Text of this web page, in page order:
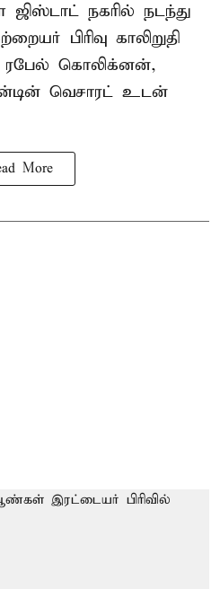
ஜிஸ்டாட் நகரில் நடந்து
பிரிவு காலிறுதி
ரபேல் கொலிக்னன்,
வெசாரட் உடன்
More